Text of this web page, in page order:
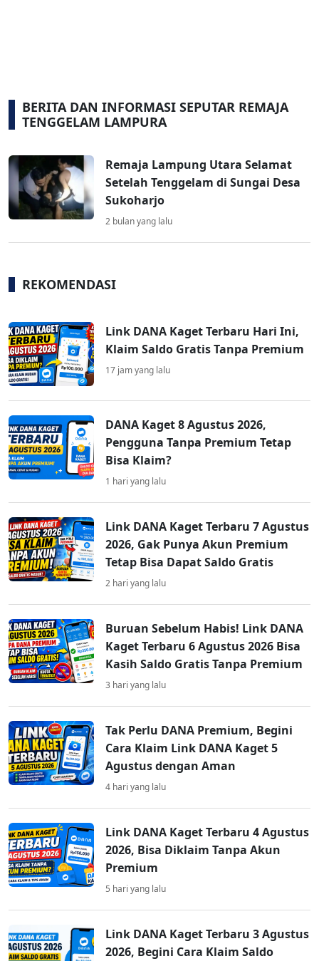
BERITA DAN INFORMASI SEPUTAR REMAJA
TENGGELAM LAMPURA
Remaja Lampung Utara Selamat
Setelah Tenggelam di Sungai Desa
Sukoharjo
2 bulan yang lalu
REKOMENDASI
Link DANA Kaget Terbaru Hari Ini,
Klaim Saldo Gratis Tanpa Premium
17 jam yang lalu
DANA Kaget 8 Agustus 2026,
Pengguna Tanpa Premium Tetap
Bisa Klaim?
1 hari yang lalu
Link DANA Kaget Terbaru 7 Agustus
2026, Gak Punya Akun Premium
Tetap Bisa Dapat Saldo Gratis
2 hari yang lalu
Buruan Sebelum Habis! Link DANA
Kaget Terbaru 6 Agustus 2026 Bisa
Kasih Saldo Gratis Tanpa Premium
3 hari yang lalu
Tak Perlu DANA Premium, Begini
Cara Klaim Link DANA Kaget 5
Agustus dengan Aman
4 hari yang lalu
Link DANA Kaget Terbaru 4 Agustus
2026, Bisa Diklaim Tanpa Akun
Premium
5 hari yang lalu
Link DANA Kaget Terbaru 3 Agustus
2026, Begini Cara Klaim Saldo